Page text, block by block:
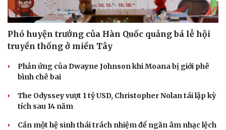
Phó huyện trưởng của Hàn Quốc quảng bá lễ hội
truyền thống ở miền Tây
Phản ứng của Dwayne Johnson khi Moana bị giới phê
bình chê bai
The Odyssey vượt 1 tỷ USD, Christopher Nolan tái lập kỳ
tích sau 14 năm
Cần một hệ sinh thái trách nhiệm để ngăn âm nhạc lệch